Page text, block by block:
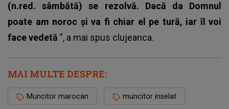
(n.red. sâmbătă) se rezolvă. Dacă da Domnul
poate am noroc și va fi chiar el pe tură, iar îl voi
face vedetă ”, a mai spus clujeanca.
MAI MULTE DESPRE:
Muncitor marocan muncitor inselat